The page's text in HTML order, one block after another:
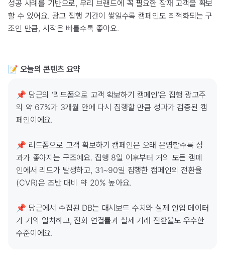
성공 사례를 기반으로, 우리 브랜드에 꼭 필요한 잠재 고객을 확보
할 수 있어요. 광고 집행 기간이 쌓일수록 캠페인도 최적화되는 구
조인 만큼, 시작은 빠를수록 좋아요.
📝 오늘의 콘텐츠 요약
📌 당근의 ‘리드폼으로 고객 확보하기 캠페인’은 집행 광고주
의 약 67%가 3개월 안에 다시 집행할 만큼 성과가 검증된 캠
페인이에요.
📌 리드폼으로 고객 확보하기 캠페인은 오래 운영할수록 성
과가 좋아지는 구조예요. 집행 8일 이후부터 거의 모든 캠페
인에서 리드가 발생하고, 31~90일 집행한 캠페인의 전환율
(CVR)은 초반 대비 약 20% 높아요.
📌 당근에서 수집된 DB는 대시보드 수치와 실제 인입 데이터
가 거의 일치하고, 전화 연결률과 실제 거래 전환율도 우수한
수준이에요.